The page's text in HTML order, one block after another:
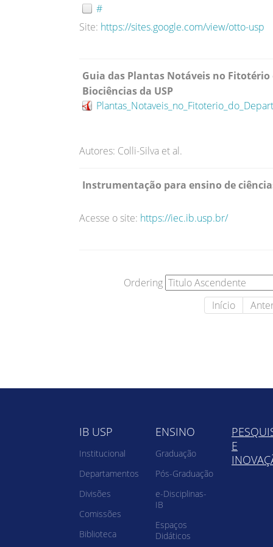
#
Site: https://sites.google.com/view/otto-usp
Guia das Plantas Notáveis no
Biociências da USP
Autores: Colli-Silva et al.
Instrumentação para ensino de
Acesse o site: https://iec.ib.usp.br/
Ordering
Início
IB USP
Institucional
Departamentos
Divisões
Comissões
Biblioteca
ENSINO
Graduação
Pós-Graduação
e-Disciplinas-
IB
Espaços
Didáticos
E